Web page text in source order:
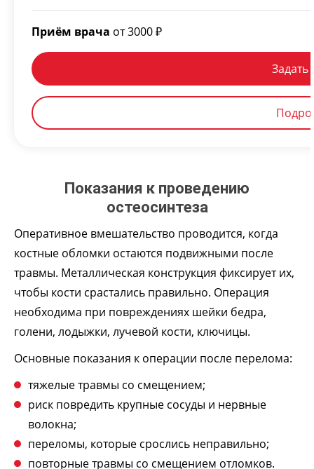
Приём врача от 3000 ₽
Задать
Показания к проведению
остеосинтеза
Оперативное вмешательство проводится, когда
костные обломки остаются подвижными после
травмы. Металлическая конструкция фиксирует их,
чтобы кости срастались правильно. Операция
необходима при повреждениях шейки бедра,
голени, лодыжки, лучевой кости, ключицы.
Основные показания к операции после перелома:
тяжелые травмы со смещением;
риск повредить крупные сосуды и нервные
волокна;
переломы, которые срослись неправильно;
повторные травмы со смещением отломков.